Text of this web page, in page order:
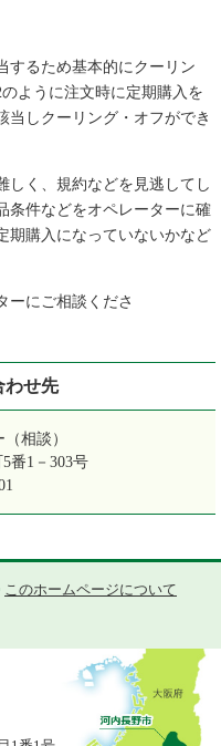
るため基本的にクーリン
ように注文時に定期購入を
当しクーリング・オフができ
く、規約などを見逃してし
条件などをオペレーターに確
期購入になっていないかなど
ーにご相談くださ
わせ先
相談）
番1－303号
このホームページについて